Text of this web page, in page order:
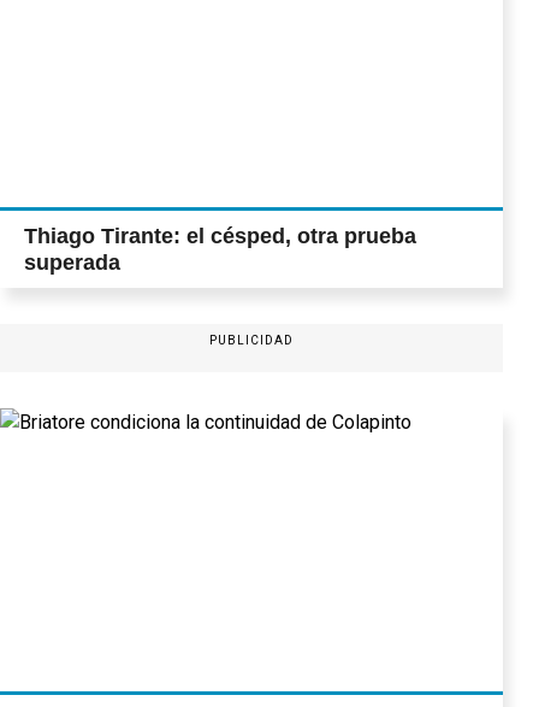
Thiago Tirante: el césped, otra prueba
superada
PUBLICIDAD